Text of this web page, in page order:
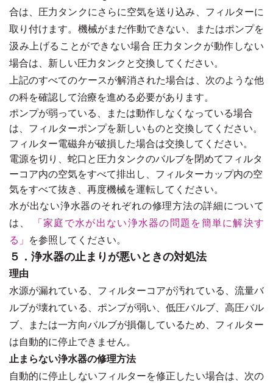
合は、圧力タンクにさらに空気を送り込み、フィルターに
取り付けます。機械がまだ作動できない、またはポンプを
汲み上げることができない場合 圧力タンクが動作しない
場合は、新しい圧力タンクと交換してください。
上記のすべてのケースが解消された場合は、次のような他
の科を確認して治療を進める必要があります。
ポンプが弱っている、または動作しなくなっている場合
は、フィルターポンプを新しいものと交換してください。
フィルター電磁弁が破損した場合は交換してください。
電源を切り、蛇口と圧力タンクのバルブを閉めてフィルタ
ーコア内の空気をすべて排出し、フィルターカップ内の空
気をすべて抜き、再度機械を運転してください。
水が出ない浄水器のそれぞれの修理方法の詳細について
は、
「家庭で水が出ない浄水器の問題を簡単に解決す
る」 を参照してください。
５．浄水器の止まりが悪いときの対処法
理由
水源が漏れている、フィルターコアが汚れている、流量バ
ルブが壊れている、ポンプが弱い、低圧バルブ、高圧バル
ブ、または一方向バルブが損傷しているため、フィルター
は自動的に停止できません。
止まらない浄水器の修理方法
自動的に停止しないフィルターを修正したい場合は、次の